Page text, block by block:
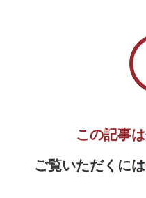
この記事
ご覧いただくには